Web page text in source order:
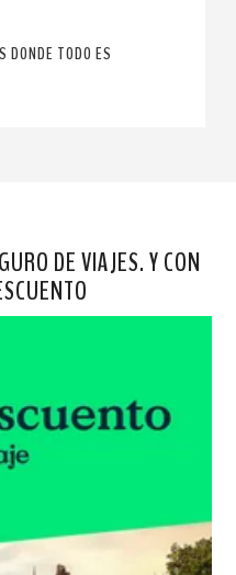
DONDE TODO ES
DE VIAJES. Y CON